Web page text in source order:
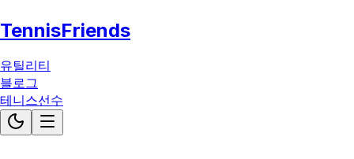
TennisFriends
유틸리티
블로그
테니스선수